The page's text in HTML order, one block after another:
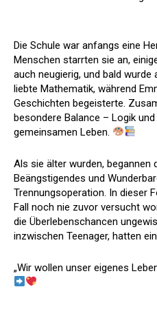
Die Schule war anfangs eine
Menschen starrten sie an,
auch neugierig, und bald
liebte Mathematik, während
Geschichten begeisterte.
besondere Balance – Logik
gemeinsamen Leben.
Als sie älter wurden, begannen
Beängstigendes und
Trennungsoperation. In dieser
Fall noch nie zuvor versucht
die Überlebenschancen
inzwischen Teenager, hatten
„Wir wollen unser eigenes